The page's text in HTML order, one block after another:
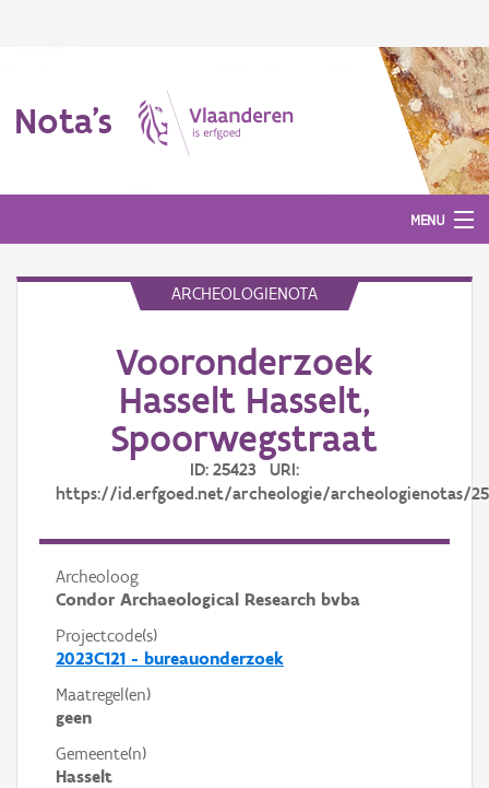
Nota's
MENU
ARCHEOLOGIENOTA
Vooronderzoek
Hasselt Hasselt,
Spoorwegstraat
ID: 25423 URI:
https://id.erfgoed.net/archeologie/archeologienotas/
Archeoloog
Condor Archaeological Research bvba
Projectcode(s)
2023C121 - bureauonderzoek
Maatregel(en)
geen
Gemeente(n)
Hasselt